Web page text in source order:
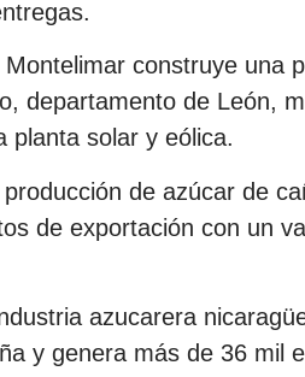
construye una
departamento de León,
planta solar y eólica.
de azúcar de
de exportación con un
azucarera
y genera más de 36 mil